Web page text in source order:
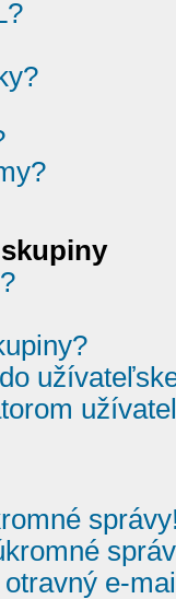
e-